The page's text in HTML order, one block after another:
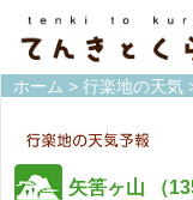
ホーム > 行楽地の天気
矢筈ヶ山 （